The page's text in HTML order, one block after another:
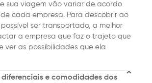
sua viagem vão variar de acordo
cada empresa. Para descobrir ao
ser transportado, a melhor
a empresa que faz o trajeto que
ver as possibilidades que ela
diferenciais e comodidades dos